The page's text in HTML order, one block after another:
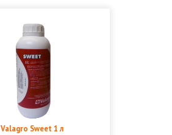
Valagro Sweet 1 л